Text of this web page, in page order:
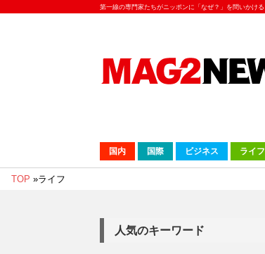
第一線の専門家たちがニッポンに「なぜ？」を問いかける
国内 国際 ビジネス ライフ
TOP »ライフ
人気のキーワード